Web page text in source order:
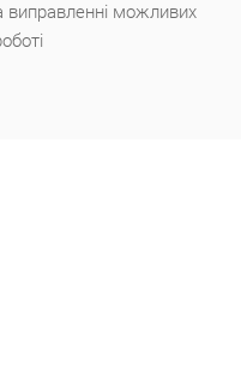
виправленні можливих